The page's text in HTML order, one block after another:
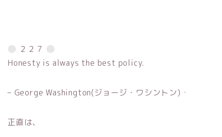
２２７
Honesty is always the best policy.
– George Washington(ジョージ・ワシントン)ㆍ
正直は、